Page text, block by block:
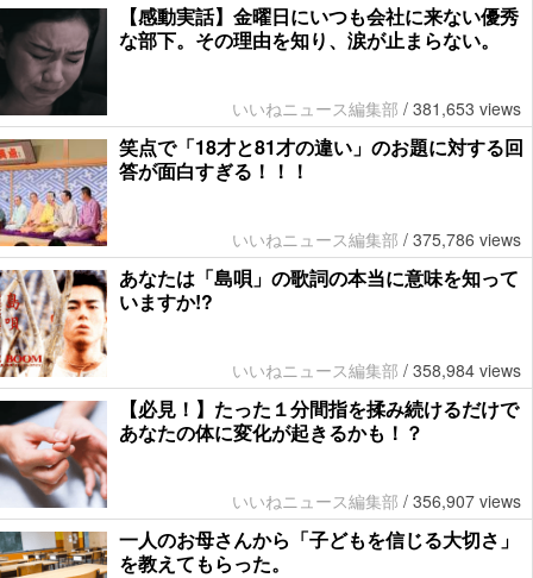
【感動実話】金曜日にいつも会社に来ない優秀
な部下。その理由を知り、涙が止まらない。
いいねニュース編集部 / 381,653 views
笑点で「18才と81才の違い」のお題に対する回
答が面白すぎる！！！
いいねニュース編集部 / 375,786 views
あなたは「島唄」の歌詞の本当に意味を知って
いますか!?
いいねニュース編集部 / 358,984 views
【必見！】たった１分間指を揉み続けるだけで
あなたの体に変化が起きるかも！？
いいねニュース編集部 / 356,907 views
一人のお母さんから「子どもを信じる大切さ」
を教えてもらった。